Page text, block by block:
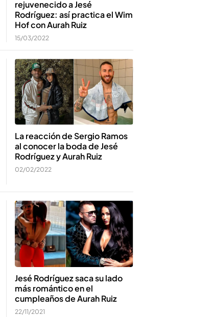
rejuvenecido a Jesé
Rodríguez: así practica el Wim
Hof con Aurah Ruiz
15/03/2022
La reacción de Sergio Ramos
al conocer la boda de Jesé
Rodríguez y Aurah Ruiz
02/02/2022
Jesé Rodríguez saca su lado
más romántico en el
cumpleaños de Aurah Ruiz
22/11/2021